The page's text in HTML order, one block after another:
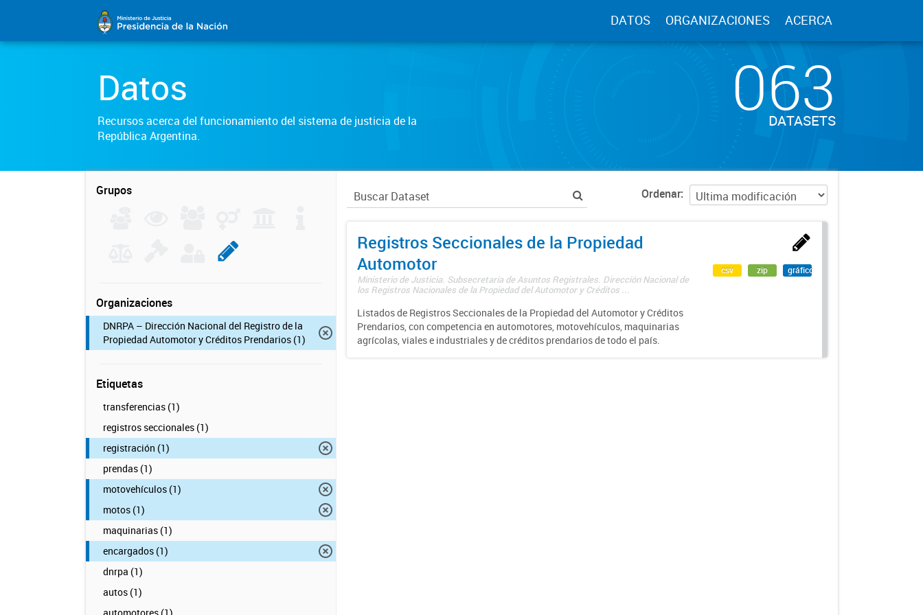
DATOS ORGANIZACIONES ACERCA
Datos
Recursos acerca del funcionamiento del sistema de justicia de la
República Argentina.
063
DATASETS
Grupos
Organizaciones
DNRPA – Dirección Nacional del Registro de la
Propiedad Automotor y Créditos Prendarios (1)
Etiquetas
transferencias (1)
registros seccionales (1)
registración (1)
prendas (1)
motovehículos (1)
motos (1)
maquinarias (1)
encargados (1)
dnrpa (1)
autos (1)
Ordenar
Registros Seccionales de la Propiedad
Automotor
Ministerio de Justicia. Subsecretaría de Asuntos Registrales. Dirección Nacional de
los Registros Nacionales de la Propiedad del Automotor y Créditos ...
Listados de Registros Seccionales de la Propiedad del Automotor y Créditos
Prendarios, con competencia en automotores, motovehículos, maquinarias
agrícolas, viales e industriales y de créditos prendarios de todo el país.
csv zip gráfico